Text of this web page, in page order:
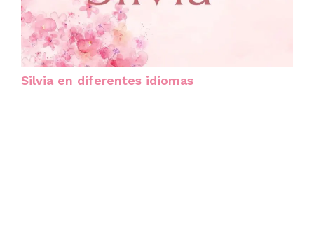
Silvia en diferentes idiomas